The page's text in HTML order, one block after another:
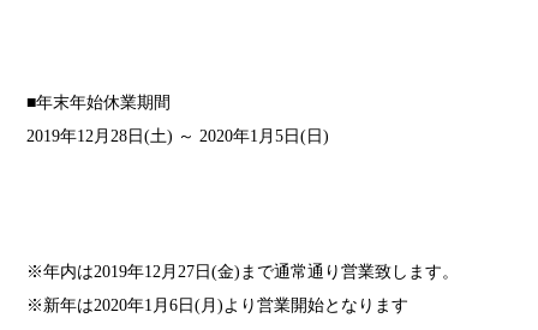
■年末年始休業期間
2019年12月28日(土) ～ 2020年1月5日(日)
※年内は2019年12月27日(金)まで通常通り営業致します。
※新年は2020年1月6日(月)より営業開始となります